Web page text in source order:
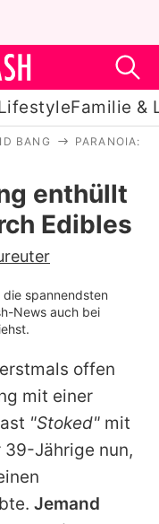
Familie &
BANG PARANOIA:
enthüllt
Edibles
die spannendsten
News auch bei
offen
mit einer
"Stoked" mit
Jährige nun,
Jemand